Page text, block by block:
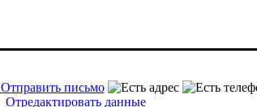
Отправить письмо
Отредактировать данные